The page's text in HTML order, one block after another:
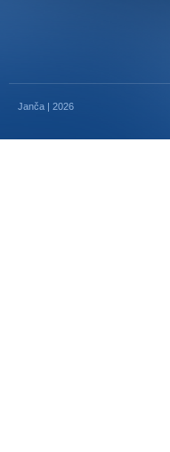
Janča | 2026